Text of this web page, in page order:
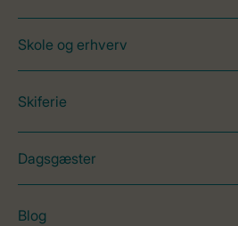
Skole og erhverv
Skiferie
Dagsgæster
Blog